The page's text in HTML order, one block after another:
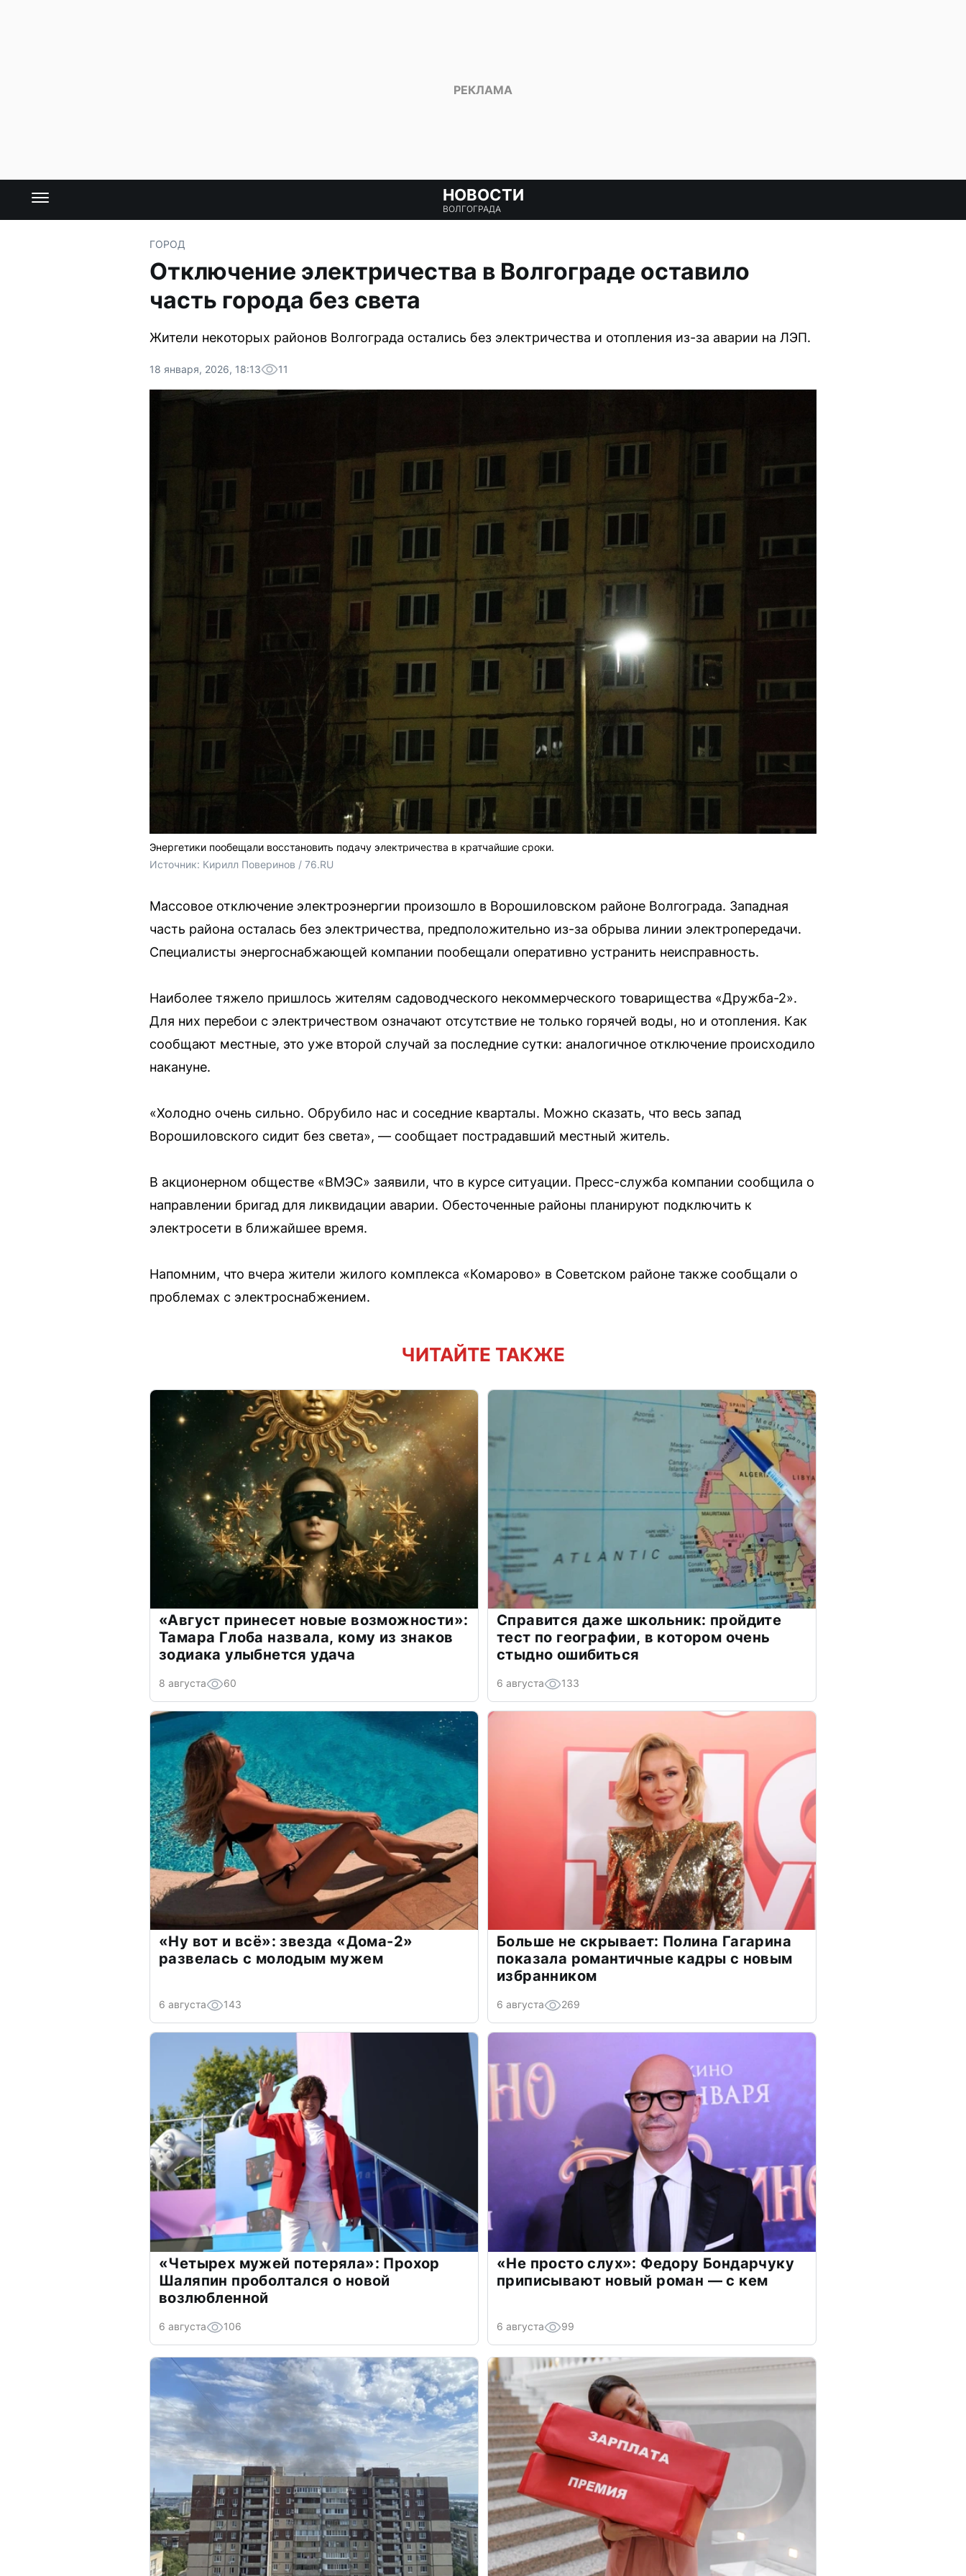
НОВОСТИ
ВОЛГОГРАДА
ГОРОД
Отключение электричества в Волгограде оставило
часть города без света
Жители некоторых районов Волгограда остались без электричества и отопления из-за аварии на ЛЭП.
18 января, 2026, 18:13 11
Энергетики пообещали восстановить подачу электричества в кратчайшие сроки.
Источник: Кирилл Поверинов / 76.RU
Массовое отключение электроэнергии произошло в Ворошиловском районе Волгограда. Западная
часть района осталась без электричества, предположительно из-за обрыва линии электропередачи.
Специалисты энергоснабжающей компании пообещали оперативно устранить неисправность.
Наиболее тяжело пришлось жителям садоводческого некоммерческого товарищества «Дружба-2».
Для них перебои с электричеством означают отсутствие не только горячей воды, но и отопления. Как
сообщают местные, это уже второй случай за последние сутки: аналогичное отключение происходило
накануне.
«Холодно очень сильно. Обрубило нас и соседние кварталы. Можно сказать, что весь запад
Ворошиловского сидит без света», — сообщает пострадавший местный житель.
В акционерном обществе «ВМЭС» заявили, что в курсе ситуации. Пресс-служба компании сообщила о
направлении бригад для ликвидации аварии. Обесточенные районы планируют подключить к
электросети в ближайшее время.
Напомним, что вчера жители жилого комплекса «Комарово» в Советском районе также сообщали о
проблемах с электроснабжением.
ЧИТАЙТЕ ТАКЖЕ
«Август принесет новые возможности»:
Тамара Глоба назвала, кому из знаков
зодиака улыбнется удача
8 августа 60
Справится даже школьник: пройдите
тест по географии, в котором очень
стыдно ошибиться
6 августа 133
«Ну вот и всё»: звезда «Дома-2»
развелась с молодым мужем
6 августа 143
Больше не скрывает: Полина Гагарина
показала романтичные кадры с новым
избранником
6 августа 269
«Четырех мужей потеряла»: Прохор
Шаляпин проболтался о новой
возлюбленной
6 августа 106
«Не просто слух»: Федору Бондарчуку
приписывают новый роман — с кем
6 августа 99